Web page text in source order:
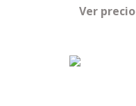
Ver precio